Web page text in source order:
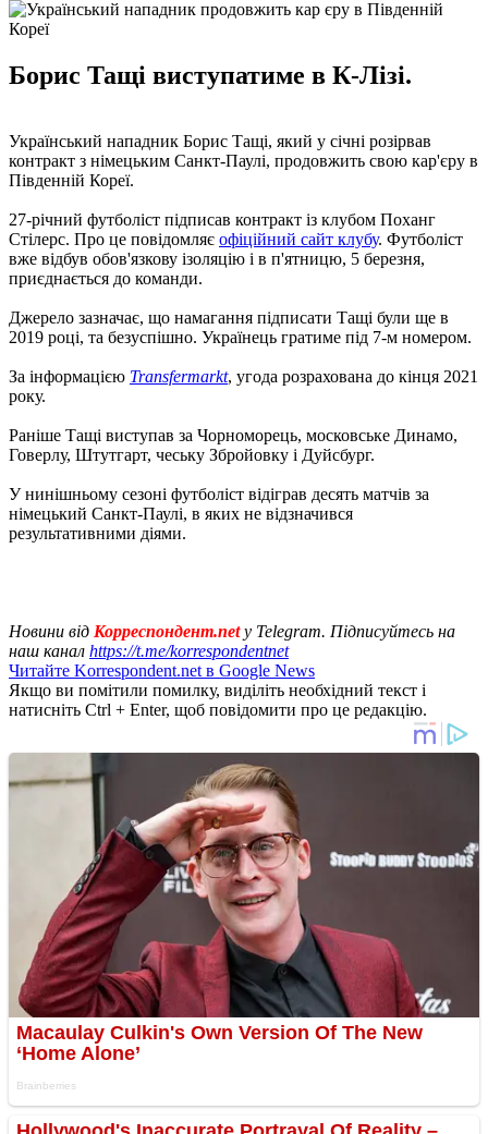
Борис Тащі виступатиме в К-Лізі.
Український нападник Борис Тащі, який у січні розірвав
контракт з німецьким Санкт-Паулі, продовжить свою кар'єру в
Південній Кореї.
27-річний футболіст підписав контракт із клубом Поханг
Стілерс. Про це повідомляє офіційний сайт клубу. Футболіст
вже відбув обов'язкову ізоляцію і в п'ятницю, 5 березня,
приєднається до команди.
Джерело зазначає, що намагання підписати Тащі були ще в
2019 році, та безуспішно. Українець гратиме під 7-м номером.
За інформацією Transfermarkt, угода розрахована до кінця 2021
року.
Раніше Тащі виступав за Чорноморець, московське Динамо,
Говерлу, Штутгарт, чеську Збройовку і Дуйсбург.
У нинішньому сезоні футболіст відіграв десять матчів за
німецький Санкт-Паулі, в яких не відзначився
результативними діями.
Новини від Корреспондент.netу Telegram. Підписуйтесь на
наш канал https://t.me/korrespondentnet
Читайте Korrespondent.net в Google News
Якщо ви помітили помилку, виділіть необхідний текст і
натисніть Ctrl + Enter, щоб повідомити про це редакцію.